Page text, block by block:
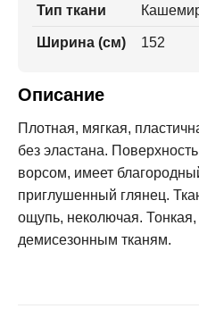
Тип ткани
Ширина (см) 152
Описание
Плотная, мягкая,
без эластана.
ворсом, имеет
приглушенный глянец.
ощупь, неколючая. Тонкая,
демисезонным тканям.